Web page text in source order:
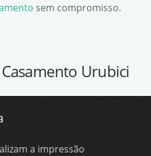
sem compromisso.
Urubici
a impressão